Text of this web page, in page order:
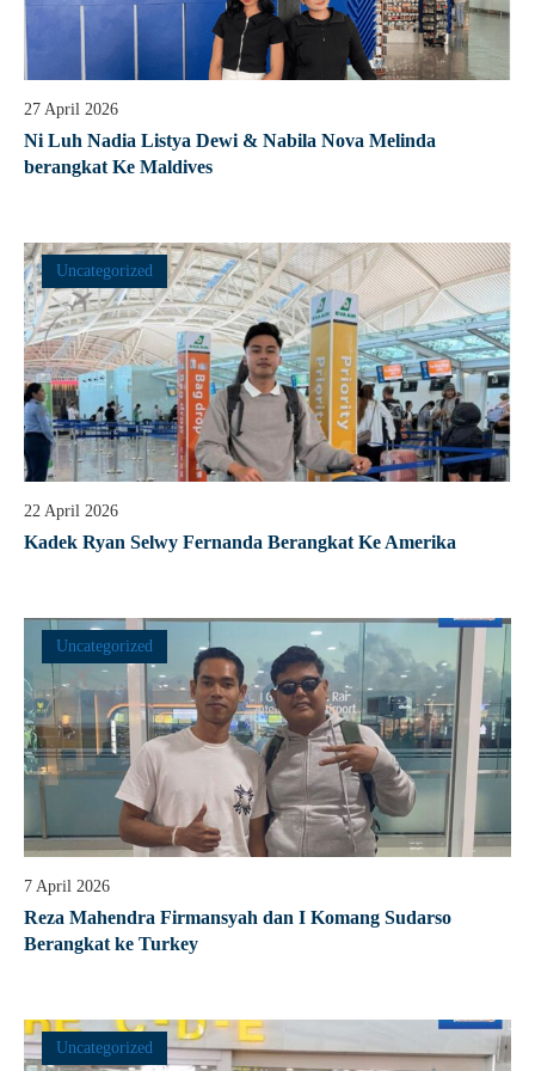
27 April 2026
Ni Luh Nadia Listya Dewi & Nabila Nova Melinda
berangkat Ke Maldives
Uncategorized
22 April 2026
Kadek Ryan Selwy Fernanda Berangkat Ke Amerika
Uncategorized
7 April 2026
Reza Mahendra Firmansyah dan I Komang Sudarso
Berangkat ke Turkey
Uncategorized